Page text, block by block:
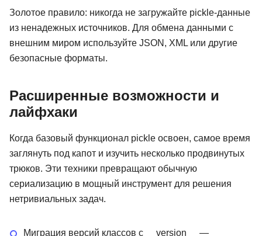
Золотое правило: никогда не загружайте pickle-данные
из ненадежных источников. Для обмена данными с
внешним миром используйте JSON, XML или другие
безопасные форматы.
Расширенные возможности и
лайфхаки
Когда базовый функционал pickle освоен, самое время
заглянуть под капот и изучить несколько продвинутых
трюков. Эти техники превращают обычную
сериализацию в мощный инструмент для решения
нетривиальных задач.
Миграция версий классов с __version__ —